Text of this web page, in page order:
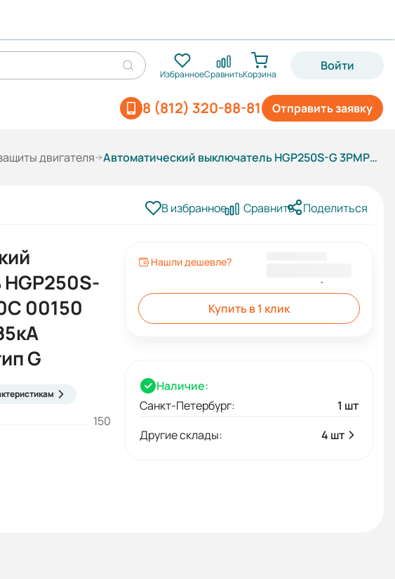
ИзбранноеСравнитьКорзина
Войти
Отправить заявку
8 (812) 320-88-81
двигателя Автоматический выключатель HGP250S-G 3PMPS0000C 00150 150А ток к.з. 85кА АС380/415В тип G
В избранное Сравнить Поделиться
00150
G
150
Нашли дешевле?
Купить в 1 клик
Наличие:
Санкт-Петербург:
1 шт
Другие склады:
4 шт